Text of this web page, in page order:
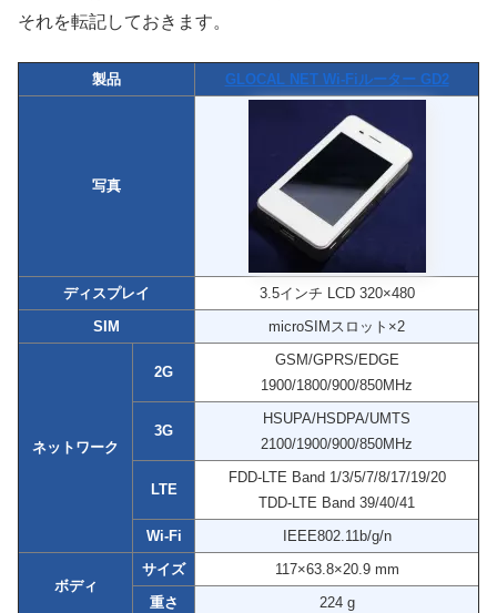
それを転記しておきます。
製品 GLOCAL NET Wi-Fiルーター GD2
写真
ディスプレイ
3.5インチ LCD 320×480
SIM
microSIMスロット×2
ネットワーク
2G
GSM/GPRS/EDGE
1900/1800/900/850MHz
3G
HSUPA/HSDPA/UMTS
2100/1900/900/850MHz
LTE
FDD-LTE Band 1/3/5/7/8/17/19/20
TDD-LTE Band 39/40/41
Wi-Fi
IEEE802.11b/g/n
ボディ
サイズ
117×63.8×20.9 mm
重さ
224 g